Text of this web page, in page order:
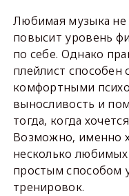
Любимая музыка не
повысит уровень
по себе. Однако
плейлист способен
комфортными
выносливость и
тогда, когда
Возможно, именно
несколько
простым способом
тренировок.